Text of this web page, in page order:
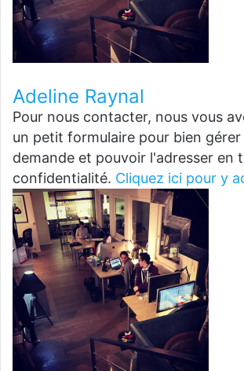
Adeline Raynal
Pour nous contacter, nous vous
un petit formulaire pour bien
demande et pouvoir l'adresser en
confidentialité. Cliquez ici pour y